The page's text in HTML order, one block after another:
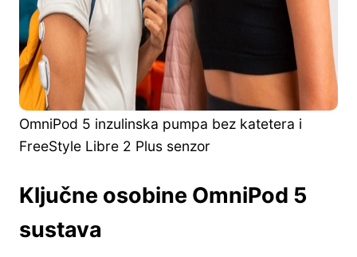
OmniPod 5 inzulinska pumpa bez katetera i
FreeStyle Libre 2 Plus senzor
Ključne osobine OmniPod 5
sustava